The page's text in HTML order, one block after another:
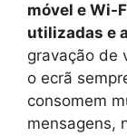
móvel e Wi-
utilizadas e
gravação de
o ecrã
consomem
mensagens,